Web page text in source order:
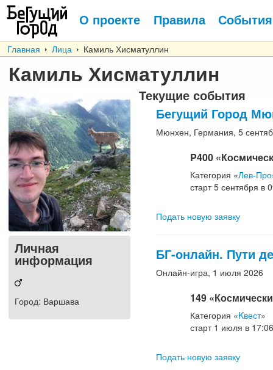
О проекте Правила События
Главная Лица Камиль Хисматуллин
Камиль Хисматуллин
Личная
информация
Город: Варшава
Текущие события
Бегущий Город
Мюнхен, Германия, 5
P400
Категория «Лев-Про
старт5 сентября в
Подать новую заявку
БГ-онлайн. Пути
Онлайн-игра, 1 июля 2026
149
Категория «Kвест»
старт1 июля в 17:06
Подать новую заявку